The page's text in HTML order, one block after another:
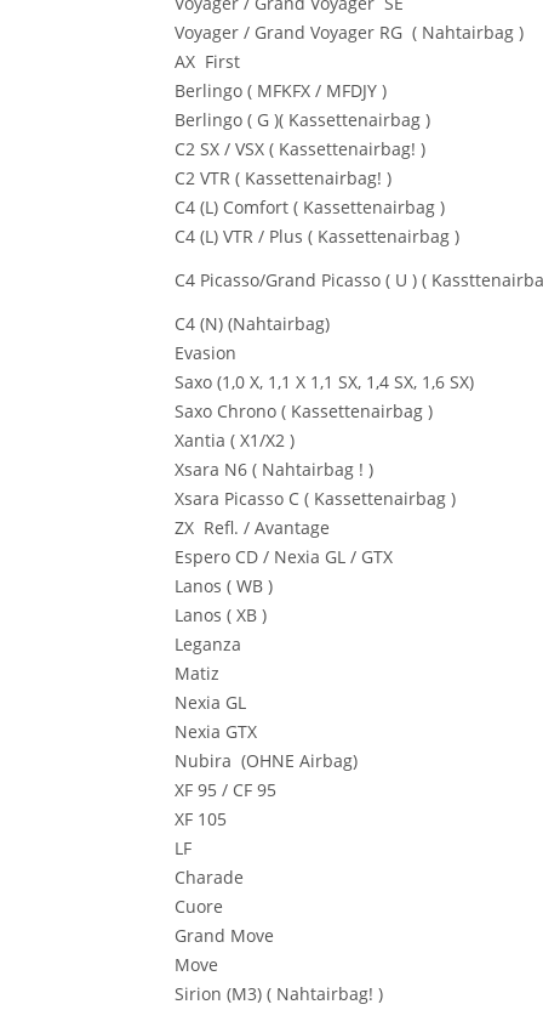
Voyager / Grand Voyager RG ( Nahtairbag )
AX First
Berlingo ( MFKFX / MFDJY )
Berlingo ( G )( Kassettenairbag )
C2 SX / VSX ( Kassettenairbag! )
C2 VTR ( Kassettenairbag! )
C4 (L) Comfort ( Kassettenairbag )
C4 (L) VTR / Plus ( Kassettenairbag )
C4 Picasso/Grand Picasso ( U ) (
C4 (N) (Nahtairbag)
Evasion
Saxo (1,0 X, 1,1 X 1,1 SX, 1,4 SX, 1,6 SX)
Saxo Chrono ( Kassettenairbag )
Xantia ( X1/X2 )
Xsara N6 ( Nahtairbag ! )
Xsara Picasso C ( Kassettenairbag )
ZX Refl. / Avantage
Espero CD / Nexia GL / GTX
Lanos ( WB )
Lanos ( XB )
Leganza
Matiz
Nexia GL
Nexia GTX
Nubira (OHNE Airbag)
XF 95 / CF 95
XF 105
LF
Charade
Cuore
Grand Move
Move
Sirion (M3) ( Nahtairbag! )